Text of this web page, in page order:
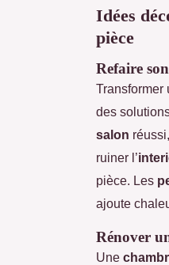
Idées
pièce
Refaire
Transformer
des
salon
ruiner l’
pièce. Les
ajoute
Rénover
Une